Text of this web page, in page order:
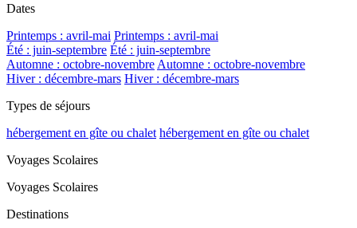
Dates
Printemps : avril-mai Printemps : avril-mai
Été : juin-septembre Été : juin-septembre
Automne : octobre-novembre Automne : octobre-novembre
Hiver : décembre-mars Hiver : décembre-mars
Types de séjours
hébergement en gîte ou chalet hébergement en gîte ou chalet
Voyages Scolaires
Voyages Scolaires
Destinations